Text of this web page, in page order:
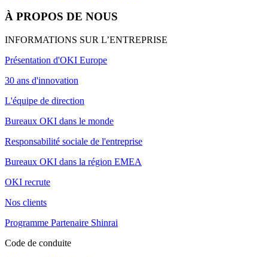
À PROPOS DE NOUS
INFORMATIONS SUR L’ENTREPRISE
Présentation d'OKI Europe
30 ans d'innovation
L'équipe de direction
Bureaux OKI dans le monde
Responsabilité sociale de l'entreprise
Bureaux OKI dans la région EMEA
OKI recrute
Nos clients
Programme Partenaire Shinrai
Code de conduite